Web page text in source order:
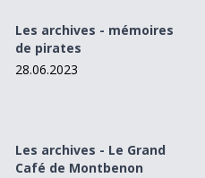
Les archives - mémoires
de pirates
28.06.2023
de Montbenon
Les archives - Le Grand
Café de Montbenon